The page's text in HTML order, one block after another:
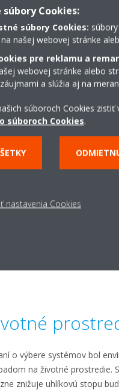
Z pohľadu
dizajnu
Štandardne
obyvatelia
dispozícii s
čiernej farbe,
Pokiaľ ide o
Madoka s
pripojená
dokonalú
umožňuje Perfumiarnii
toho tento systém
o výbere systémov bol
na životné prostredie.
znižuje uhlíkovú stopu
súbory Cookies:
súbory Cookies:
našej webovej stránke
pre reklamu a
webovej stránke alebo
a slúžia aj na
súboroch Cookies zistiť
súboroch Cookies.
nastavenia Cookies